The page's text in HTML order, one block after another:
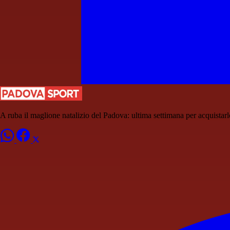
A ruba il maglione natalizio del Padova: ultima settimana per